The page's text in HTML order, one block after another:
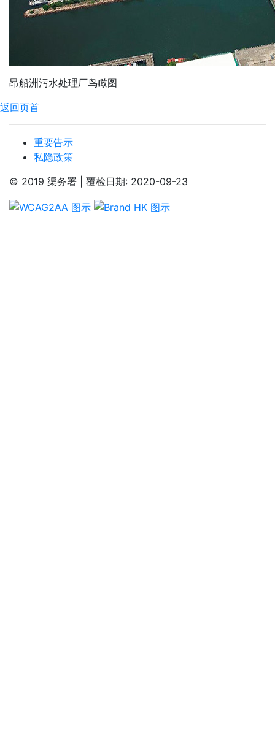
昂船洲污水处理厂鸟瞰图
返回页首
重要告示
私隐政策
© 2019 渠务署 | 覆检日期: 2020-09-23